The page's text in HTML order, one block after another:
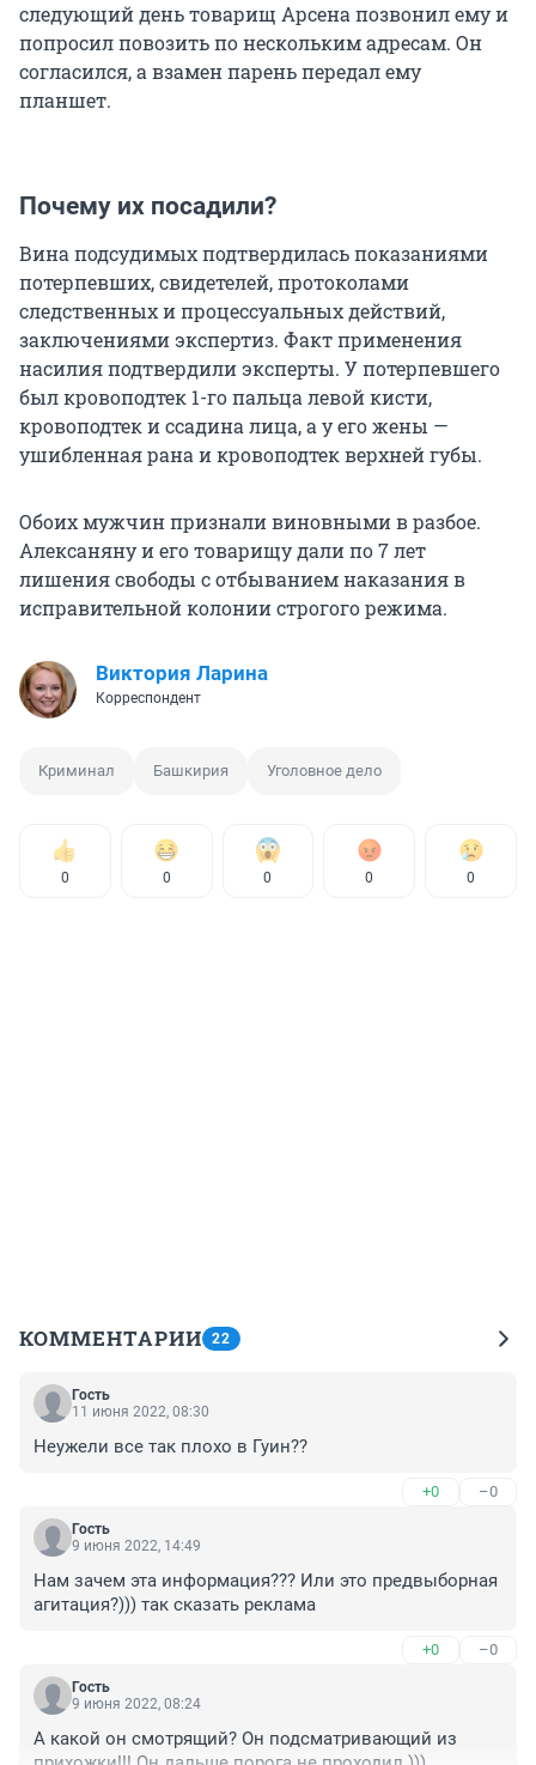
следующий день товарищ Арсена позвонил ему и
попросил повозить по нескольким адресам. Он
согласился, а взамен парень передал ему
планшет.
Почему их посадили?
Вина подсудимых подтвердилась показаниями
потерпевших, свидетелей, протоколами
следственных и процессуальных действий,
заключениями экспертиз. Факт применения
насилия подтвердили эксперты. У потерпевшего
был кровоподтек 1-го пальца левой кисти,
кровоподтек и ссадина лица, а у его жены —
ушибленная рана и кровоподтек верхней губы.
Обоих мужчин признали виновными в разбое.
Алексаняну и его товарищу дали по 7 лет
лишения свободы с отбыванием наказания в
исправительной колонии строгого режима.
Виктория Ларина
Корреспондент
Криминал Башкирия Уголовное дело
0 0 0 0 0
КОММЕНТАРИИ 22
Гость
11 июня 2022, 08:30
Неужели все так плохо в Гуин??
+0 –0
Гость
9 июня 2022, 14:49
Нам зачем эта информация??? Или это предвыборная
агитация?))) так сказать реклама
+0 –0
Гость
9 июня 2022, 08:24
А какой он смотрящий? Он подсматривающий из